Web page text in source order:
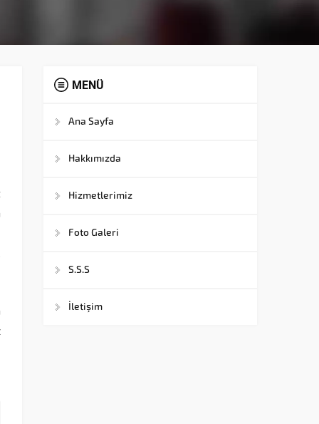
MENÜ
Ana Sayfa
Hakkımızda
Hizmetlerimiz
Foto Galeri
S.S.S
İletişim